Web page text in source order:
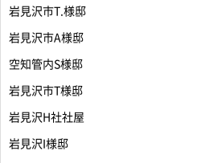
岩見沢市T.様邸
岩見沢市A様邸
空知管内S様邸
岩見沢市T様邸
岩見沢H社社屋
岩見沢I様邸